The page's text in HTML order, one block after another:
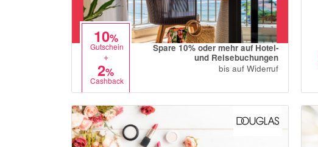
10%
Gutschein
+
2%
Cashback
Spare 10% oder mehr auf Hotel-
und Reisebuchungen
bis auf Widerruf